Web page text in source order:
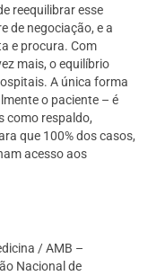
reequilibrar esse
de negociação, e a
e procura. Com
mais, o equilíbrio
A única forma
o paciente – é
como respaldo,
que 100% dos casos,
acesso aos
/ AMB –
Nacional de